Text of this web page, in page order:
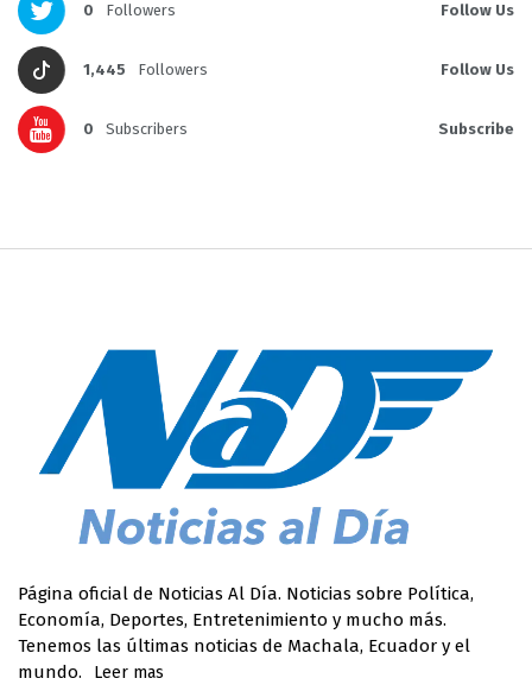
0 Followers Follow Us
1,445 Followers Follow Us
0 Subscribers Subscribe
Página oficial de Noticias Al Día. Noticias sobre Política,
Economía, Deportes, Entretenimiento y mucho más.
Tenemos las últimas noticias de Machala, Ecuador y el
mundo.
Leer mas